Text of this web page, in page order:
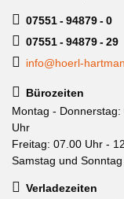
07551 - 94879 - 0
07551 - 94879 - 29
info@hoerl-
Bürozeiten
Montag -
Uhr
Freitag: 07.00 Uhr -
Samstag und
Verladezeiten